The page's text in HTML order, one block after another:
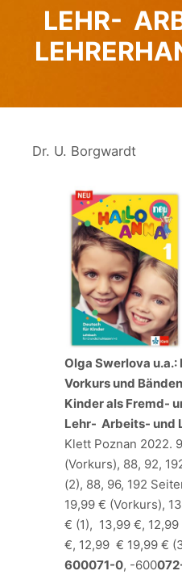
LEHR-
Dr. U. Borgwardt
Olga Swerlova u.a.:
Vorkurs und
Kinder als Fremd-
Lehr- Arbeits- und
Klett Poznan 2022.
(Vorkurs), 88, 92,
(2), 88, 96, 192
19,99 € (Vorkurs),
€ (1), 13,99 €,
€, 12,99 € 19,99 €
600071-0, -600